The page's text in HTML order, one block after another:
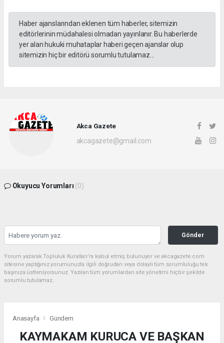
Haber ajanslarından eklenen tüm haberler, sitemizin
editörlerinin müdahalesi olmadan yayınlanır. Bu haberlerde
yer alan hukuki muhataplar haberi geçen ajanslar olup
sitemizin hiç bir editörü sorumlu tutulamaz...
Akca Gazete
akcagazete@gmail.com
Okuyucu Yorumları (0)
Gönder
Yorum yazarak Topluluk Kuralları’nı kabul etmiş bulunuyor ve akcagazete.com
sitesine yaptığınız yorumunuzla ilgili doğrudan veya dolaylı tüm sorumluluğu tek
başınıza üstleniyorsunuz. Yazılan tüm yorumlardan site yönetimi hiçbir şekilde
sorumlu tutulamaz.
Anasayfa Gündem
KAYMAKAM KURUCA VE BAŞKAN